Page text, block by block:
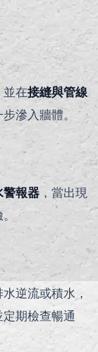
並在接縫與管線
滲入牆體。
警報器 ，當出現
水逆流或積水，
期檢查暢通